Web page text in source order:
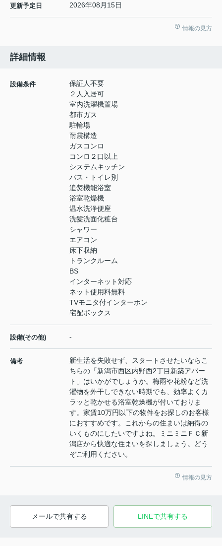
更新予定日 2026年08月15日
情報の見方
詳細情報
設備条件
保証人不要
２人入居可
室内洗濯機置場
都市ガス
駐輪場
耐震構造
ガスコンロ
コンロ２口以上
システムキッチン
バス・トイレ別
追焚機能浴室
浴室乾燥機
温水洗浄便座
洗髪洗面化粧台
シャワー
エアコン
床下収納
トランクルーム
BS
インターネット対応
ネット使用料無料
TVモニタ付インターホン
宅配ボックス
設備(その他) -
備考
新生活を失敗せず、スタートさせたいならこ
ちらの「新潟市西区内野西2丁目新築アパー
ト」はいかがでしょうか。梅雨や花粉など洗
濯物を外干しできない時期でも、効率よくカ
ラッと乾かせる浴室乾燥機が付いておりま
す。家賃10万円以下の物件をお探しのお客様
におすすめです。これからの住まいは納得の
いくものにしたいですよね。ミニミニＦＣ新
潟店から快適な住まいを探しましょう。どう
ぞご利用ください。
情報の見方
メールで共有する LINEで共有する